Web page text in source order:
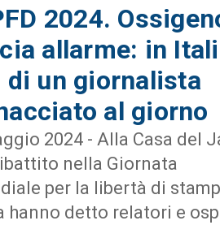
2024.
allarme: in
di un giornalista
al giorno
2024 - Alla Casa del
nella Giornata
per la libertà di
hanno detto relatori e